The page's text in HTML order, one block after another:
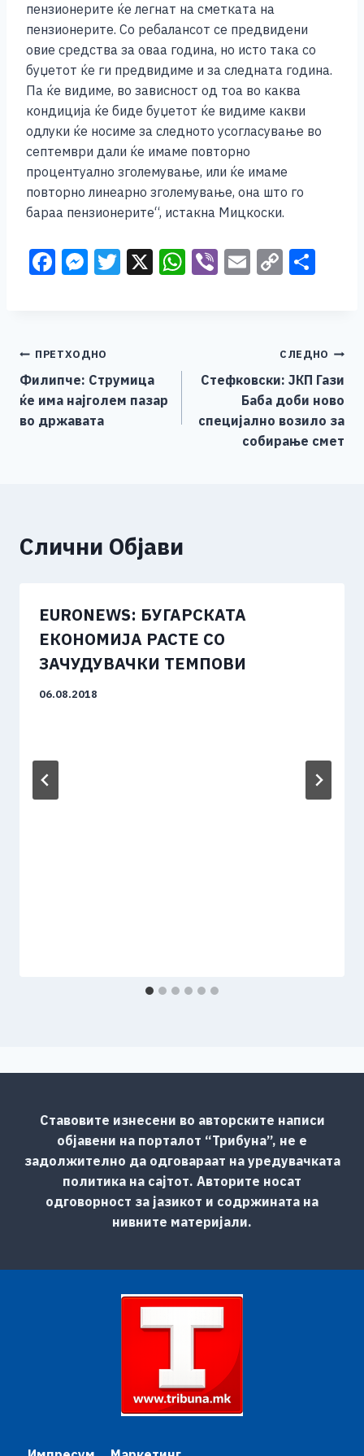
пензионерите ќе легнат на сметката на
пензионерите. Со ребалансот се предвидени
овие средства за оваа година, но исто така со
буџетот ќе ги предвидиме и за следната година.
Па ќе видиме, во зависност од тоа во каква
кондиција ќе биде буџетот ќе видиме какви
одлуки ќе носиме за следното усогласување во
септември дали ќе имаме повторно
процентуално зголемување, или ќе имаме
повторно линеарно зголемување, она што го
бараа пензионерите“, истакна Мицкоски.
F
b
o
o
M
n
g
er
T X W
p
Vi E C
Li
n
k
Навигација
на
напис
ПРЕТХОДНО
Филипче: Струмица
ќе има најголем пазар
во државата
СЛЕДНО
Стефковски: ЈКП Гази
Баба доби ново
специјално возило за
собирање смет
Слични Објави
EURONEWS: БУГАРСКАТА
ЕКОНОМИЈА РАСТЕ СО
ЗАЧУДУВАЧКИ ТЕМПОВИ
06.08.2018
Ставовите изнесени во авторските написи
објавени на порталот “Трибуна”, не е
задолжително да одговараат на уредувачката
политика на сајтот. Авторите носат
одговорност за јазикот и содржината на
нивните материјали.